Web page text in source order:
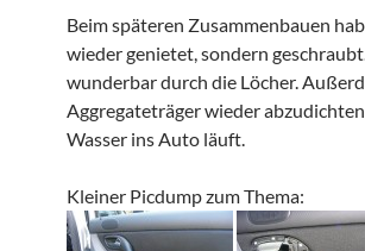
Beim späteren Zusammenbauen
wieder genietet, sondern
wunderbar durch die Löcher.
Aggregateträger wieder
Wasser ins Auto läuft.
Kleiner Picdump zum Thema: